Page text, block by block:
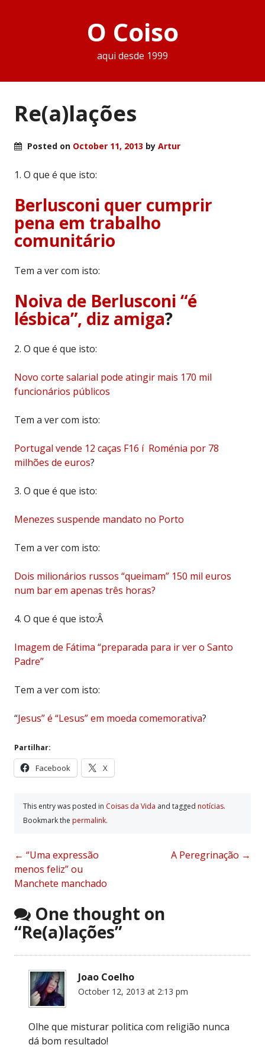
O Coiso
aqui desde 1999
Re(a)lações
Posted on October 11, 2013 by Artur
1. O que é que isto:
Berlusconi quer cumprir
pena em trabalho
comunitário
Tem a ver com isto:
Noiva de Berlusconi “é
lésbica”, diz amiga?
2. O que é que isto:
Novo corte salarial pode atingir mais 170 mil
funcionários públicos
Tem a ver com isto:
Portugal vende 12 caças F16 í Roménia por 78
milhões de euros?
3. O que é que isto:
Menezes suspende mandato no Porto
Tem a ver com isto:
Dois milionários russos “queimam” 150 mil euros
num bar em apenas três horas?
4. O que é que isto:Â
Imagem de Fátima “preparada para ir ver o Santo
Padre”
Tem a ver com isto:
“Jesus” é “Lesus” em moeda comemorativa?
Partilhar:
Facebook X
This entry was posted in Coisas da Vida and tagged notí­cias.
Bookmark the permalink.
Post
navigation
← “Uma expressão
menos feliz” ou
Manchete manchado
A Peregrinação →
One thought on
“Re(a)lações”
Joao Coelho
October 12, 2013 at 2:13 pm
Olhe que misturar politica com religião nunca
dá bom resultado!